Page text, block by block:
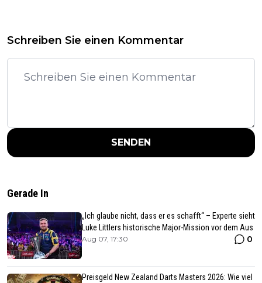
Schreiben Sie einen Kommentar
SENDEN
Gerade In
„Ich glaube nicht, dass er es schafft“ – Experte sieht
Luke Littlers historische Major-Mission vor dem Aus
Aug 07, 17:30 0
Preisgeld New Zealand Darts Masters 2026: Wie viel